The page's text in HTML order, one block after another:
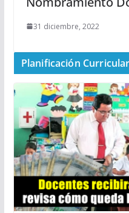
31 diciembre, 2022
Planificación Curricular